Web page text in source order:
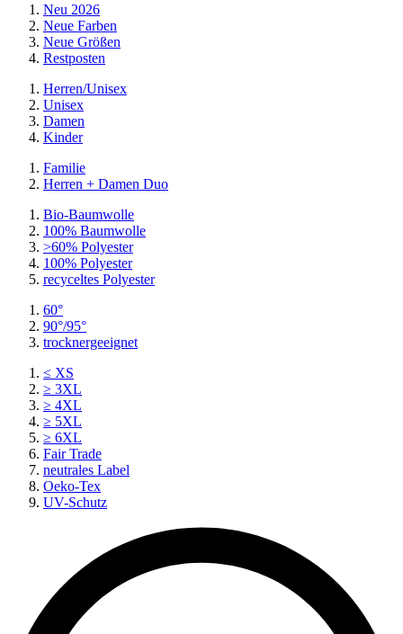
Neu 2026
Neue Farben
Neue Größen
Restposten
Herren/Unisex
Unisex
Damen
Kinder
Familie
Herren + Damen Duo
Bio-Baumwolle
100% Baumwolle
>60% Polyester
100% Polyester
recyceltes Polyester
60°
90°/95°
trocknergeeignet
≤ XS
≥ 3XL
≥ 4XL
≥ 5XL
≥ 6XL
Fair Trade
neutrales Label
Oeko-Tex
UV-Schutz